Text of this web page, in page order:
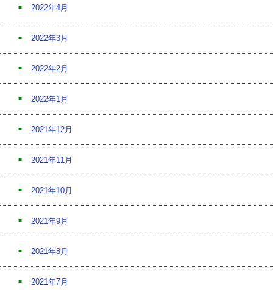
2022年4月
2022年3月
2022年2月
2022年1月
2021年12月
2021年11月
2021年10月
2021年9月
2021年8月
2021年7月